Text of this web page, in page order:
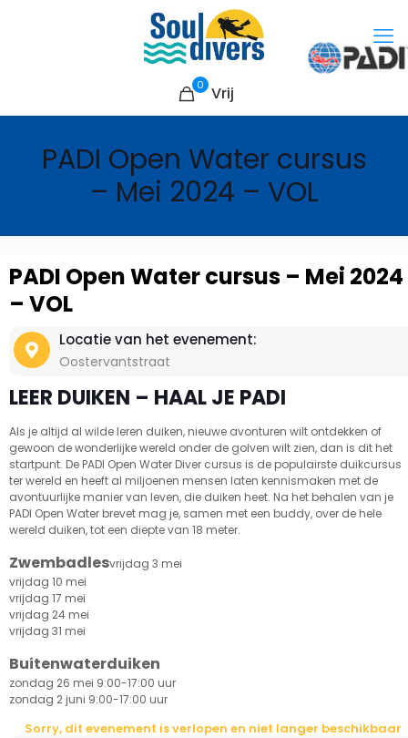
0 Vrij
PADI Open Water cursus
– Mei 2024 – VOL
PADI Open Water cursus – Mei 2024
– VOL
Locatie van het evenement:
Oostervantstraat
LEER DUIKEN – HAAL JE PADI
Als je altijd al wilde leren duiken, nieuwe avonturen wilt ontdekken of
gewoon de wonderlijke wereld onder de golven wilt zien, dan is dit het
startpunt. De PADI Open Water Diver cursus is de populairste duikcursus
ter wereld en heeft al miljoenen mensen laten kennismaken met de
avontuurlijke manier van leven, die duiken heet. Na het behalen van je
PADI Open Water brevet mag je, samen met een buddy, over de hele
wereld duiken, tot een diepte van 18 meter.
Zwembadlesvrijdag 3 mei
vrijdag 10 mei
vrijdag 17 mei
vrijdag 24 mei
vrijdag 31 mei
Buitenwaterduiken
zondag 26 mei 9:00-17:00 uur
zondag 2 juni 9:00-17:00 uur
Sorry, dit evenement is verlopen en niet langer beschikbaar